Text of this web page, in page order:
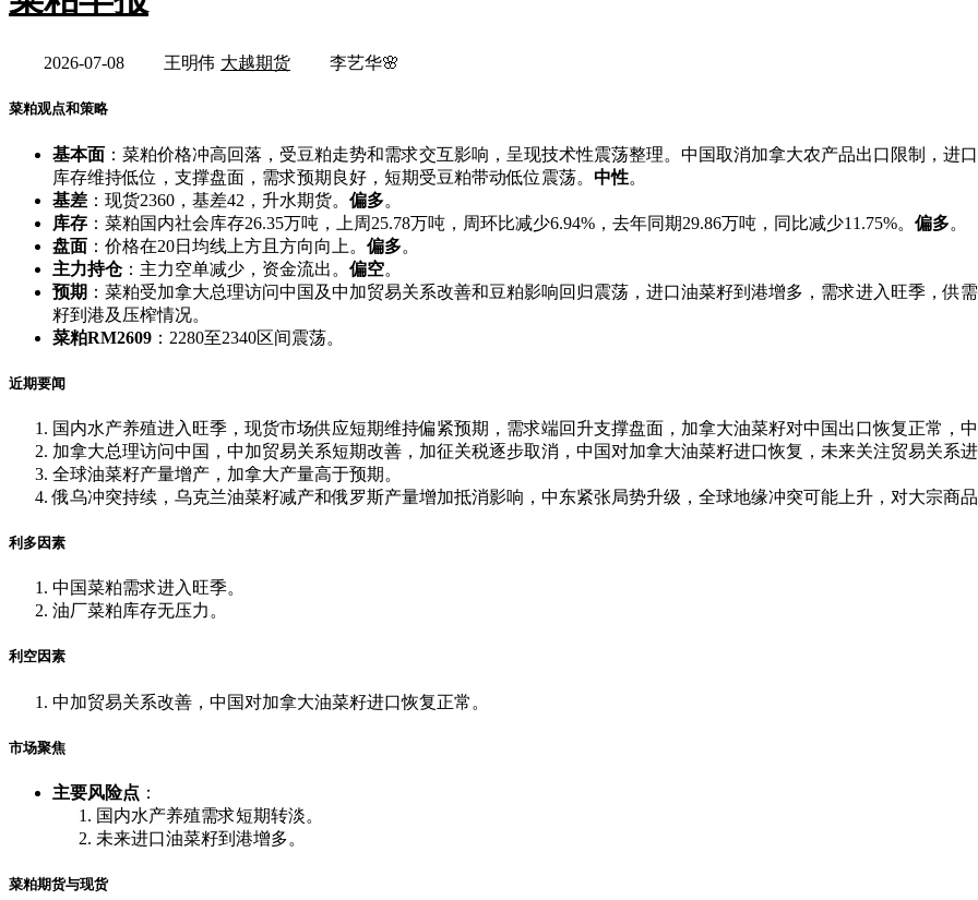
2026-07-08 王明伟 大越期货 李艺华🌸
菜粕观点和策略
基本面 ：菜粕价格冲高回落，受豆粕走势和需求交互影响，呈现技术性震荡整理。中国取消加拿大农产品出口限制，
库存维持低位，支撑盘面，需求预期良好，短期受豆粕带动低位震荡。 中性。
基差 ：现货2360，基差42，升水期货。 偏多。
库存 ：菜粕国内社会库存26.35万吨，上周25.78万吨，周环比减少6.94%，去年同期29.86万吨，同比减少11.75%。 偏多。
盘面 ：价格在20日均线上方且方向向上。 偏多。
主力持仓：主力空单减少，资金流出。 偏空。
预期 ：菜粕受加拿大总理访问中国及中加贸易关系改善和豆粕影响回归震荡，进口油菜籽到港增多，需求进入旺季，
籽到港及压榨情况。
菜粕RM2609 ：2280至2340区间震荡。
近期要闻
国内水产养殖进入旺季，现货市场供应短期维持偏紧预期，需求端回升支撑盘面，加拿大油菜籽对中国出口恢复正常，
加拿大总理访问中国，中加贸易关系短期改善，加征关税逐步取消，中国对加拿大油菜籽进口恢复，未来关注贸易关系
全球油菜籽产量增产，加拿大产量高于预期。
俄乌冲突持续，乌克兰油菜籽减产和俄罗斯产量增加抵消影响，中东紧张局势升级，全球地缘冲突可能上升，对大宗商
利多因素
中国菜粕需求进入旺季。
油厂菜粕库存无压力。
利空因素
中加贸易关系改善，中国对加拿大油菜籽进口恢复正常。
市场聚焦
主要风险点 ：
国内水产养殖需求短期转淡。
未来进口油菜籽到港增多。
菜粕期货与现货